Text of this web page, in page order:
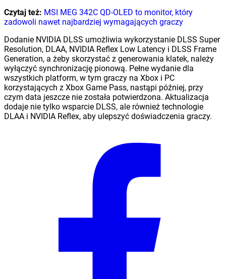
Czytaj też: MSI MEG 342C QD-OLED to monitor, który
zadowoli nawet najbardziej wymagających graczy
Dodanie NVIDIA DLSS umożliwia wykorzystanie DLSS Super
Resolution, DLAA, NVIDIA Reflex Low Latency i DLSS Frame
Generation, a żeby skorzystać z generowania klatek, należy
wyłączyć synchronizację pionową. Pełne wydanie dla
wszystkich platform, w tym graczy na Xbox i PC
korzystających z Xbox Game Pass, nastąpi później, przy
czym data jeszcze nie została potwierdzona. Aktualizacja
dodaje nie tylko wsparcie DLSS, ale również technologie
DLAA i NVIDIA Reflex, aby ulepszyć doświadczenia graczy.